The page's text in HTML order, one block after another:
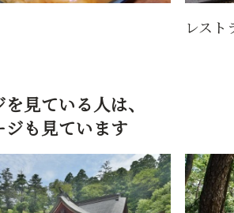
レスト
見ている人は、
ジも見ています